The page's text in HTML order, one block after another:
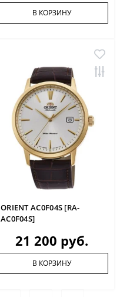
В КОРЗИНУ
ORIENT AC0F04S [RA-
AC0F04S]
21 200 руб.
В КОРЗИНУ